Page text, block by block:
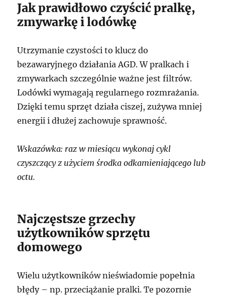
Jak prawidłowo czyścić pralkę,
zmywarkę i lodówkę
Utrzymanie czystości to klucz do
bezawaryjnego działania AGD. W pralkach i
zmywarkach szczególnie ważne jest filtrów.
Lodówki wymagają regularnego rozmrażania.
Dzięki temu sprzęt działa ciszej, zużywa mniej
energii i dłużej zachowuje sprawność.
Wskazówka: raz w miesiącu wykonaj cykl
czyszczący z użyciem środka odkamieniającego lub
octu.
Najczęstsze grzechy
użytkowników sprzętu
domowego
Wielu użytkowników nieświadomie popełnia
błędy – np. przeciążanie pralki. Te pozornie